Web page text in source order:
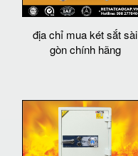
địa chỉ mua két sắt sài
gòn chính hãng